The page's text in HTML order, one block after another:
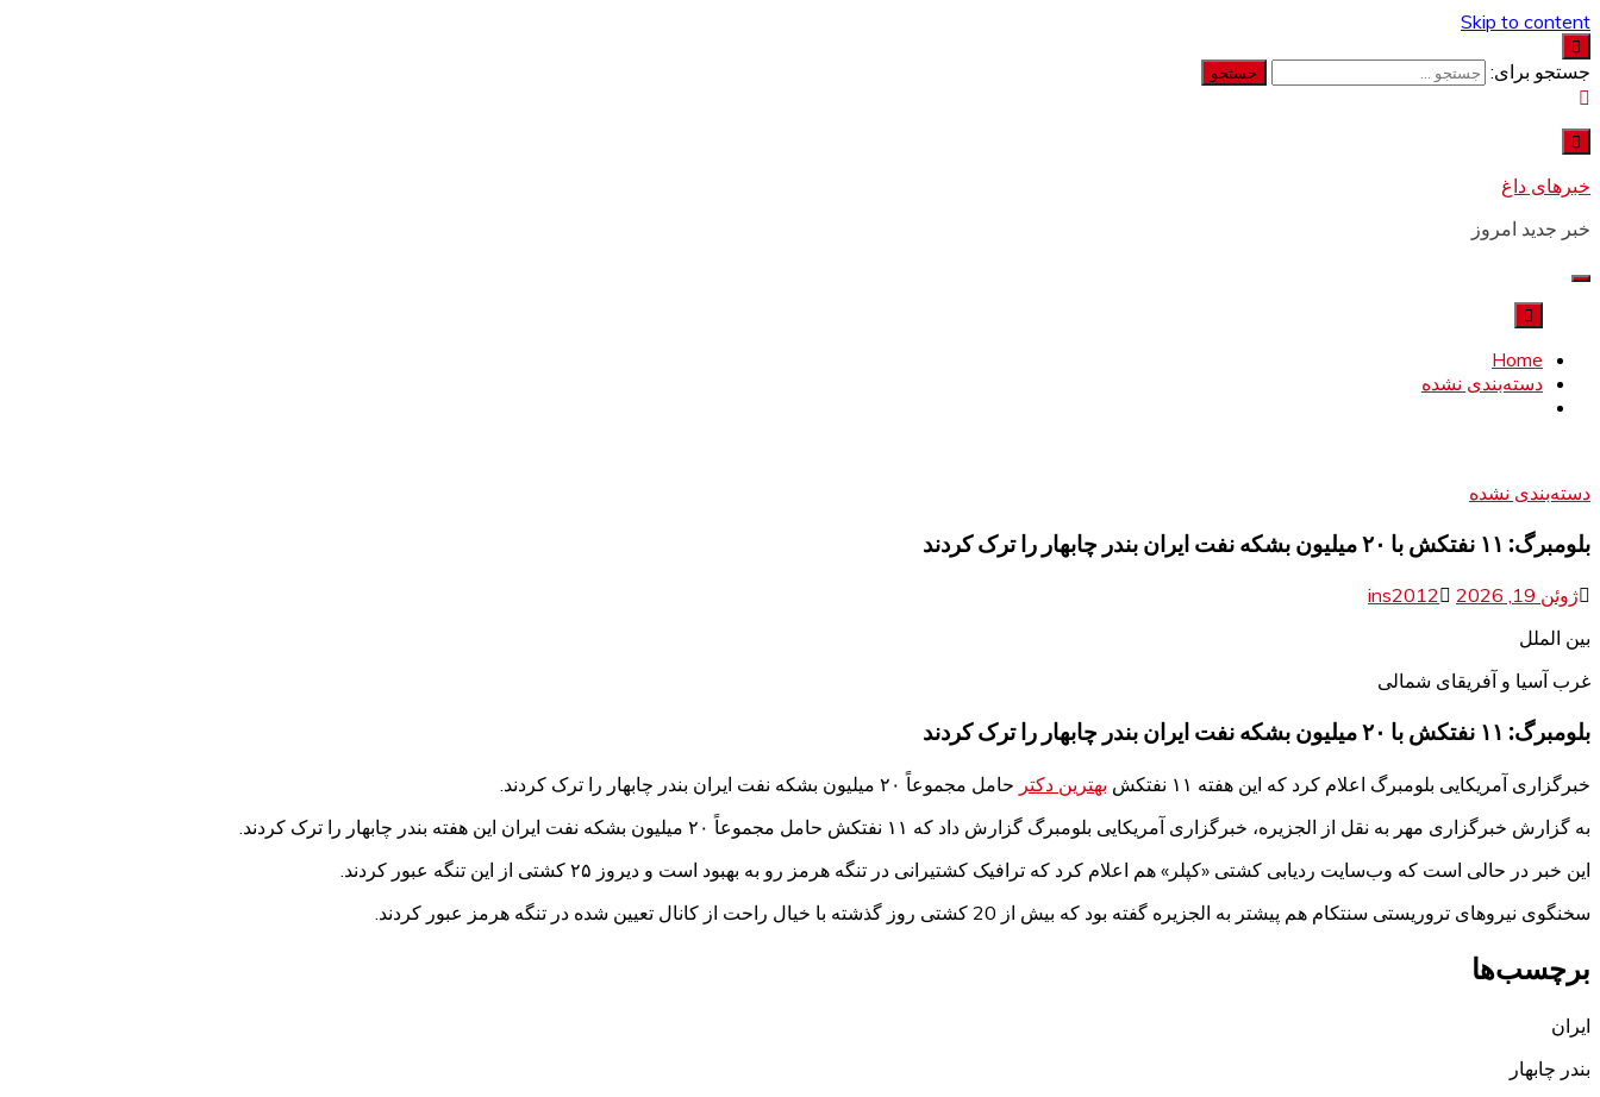
Skip to content
جستجو برای:
خبرهای داغ
خبر جدید امروز
Home
دسته‌بندی نشده
دسته‌بندی نشده
بلومبرگ: ۱۱ نفتکش با ۲۰ میلیون بشکه نفت ایران بندر چابهار را ترک کردند
ژوئن 19, 2026
ins2012
بین الملل
غرب آسیا و آفریقای شمالی
بلومبرگ: ۱۱ نفتکش با ۲۰ میلیون بشکه نفت ایران بندر چابهار را ترک کردند
خبرگزاری آمریکایی بلومبرگ اعلام کرد که این هفته ۱۱ نفتکش بهترین دکتر حامل مجموعاً ۲۰ میلیون بشکه نفت ایران بندر چابهار را ترک کردند.
به گزارش خبرگزاری مهر به نقل از الجزیره،‌ خبرگزاری آمریکایی بلومبرگ گزارش داد که ۱۱ نفتکش حامل مجموعاً ۲۰ میلیون بشکه نفت ایران این هفته بندر چابهار را ترک کردند.
این خبر در حالی است که وب‌سایت ردیابی کشتی «کپلر» هم اعلام کرد که ترافیک کشتیرانی در تنگه هرمز رو به بهبود است و دیروز ۲۵ کشتی از این تنگه عبور کردند.
سخنگوی نیروهای تروریستی سنتکام هم پیشتر به الجزیره گفته بود که بیش از 20 کشتی روز گذشته با خیال راحت از کانال تعیین شده در تنگه هرمز عبور کردند.
برچسب‌ها
ایران
بندر چابهار